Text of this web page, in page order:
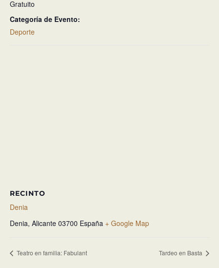
Gratuito
Categoría de Evento:
Deporte
RECINTO
Denia
Denia, Alicante 03700 España + Google Map
Teatro en familia: Fabulant Tardeo en Basta